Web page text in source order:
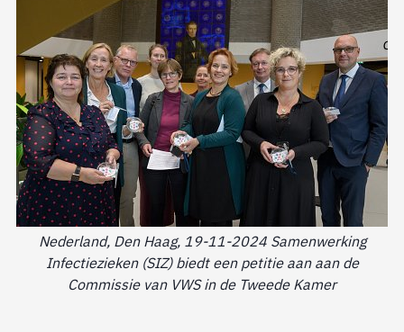
Nederland, Den Haag, 19-11-2024 Samenwerking
Infectiezieken (SIZ) biedt een petitie aan aan de
Commissie van VWS in de Tweede Kamer